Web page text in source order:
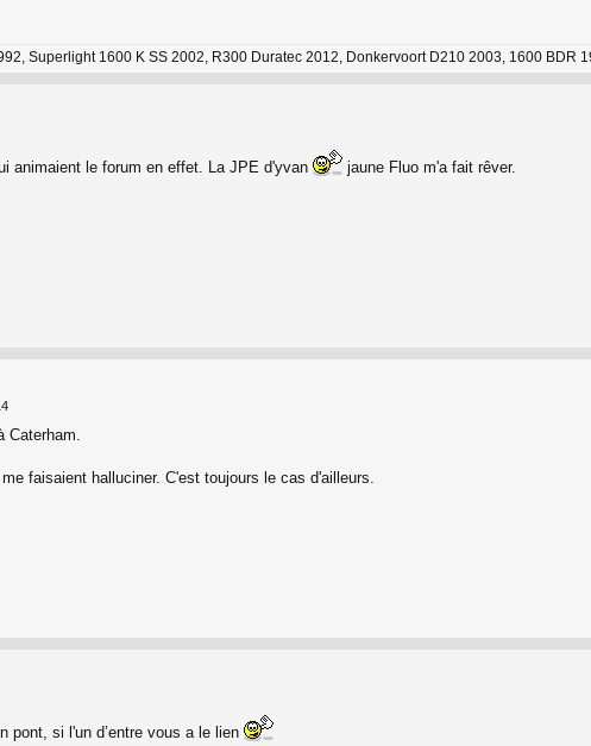
Superlight 1600 K SS 2002, R300 Duratec 2012, Donkervoort D210 2003, 1600 BDR
animaient le forum en effet. La JPE d'yvan jaune Fluo m'a fait rêver.
Caterham.
faisaient halluciner. C'est toujours le cas d'ailleurs.
pont, si l'un d’entre vous a le lien